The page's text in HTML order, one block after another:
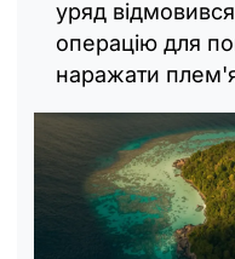
уряд
операцію для
наражати